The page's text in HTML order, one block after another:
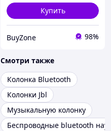
Купить
BuyZone 98%
Смотри также
Колонка Bluetooth
Колонки Jbl
Музыкальную колонку
Беспроводные bluetooth